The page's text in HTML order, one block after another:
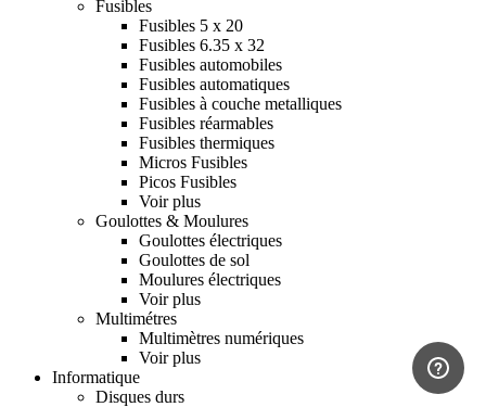
Fusibles
Fusibles 5 x 20
Fusibles 6.35 x 32
Fusibles automobiles
Fusibles automatiques
Fusibles à couche metalliques
Fusibles réarmables
Fusibles thermiques
Micros Fusibles
Picos Fusibles
Voir plus
Goulottes & Moulures
Goulottes électriques
Goulottes de sol
Moulures électriques
Voir plus
Multimétres
Multimètres numériques
Voir plus
Informatique
Disques durs